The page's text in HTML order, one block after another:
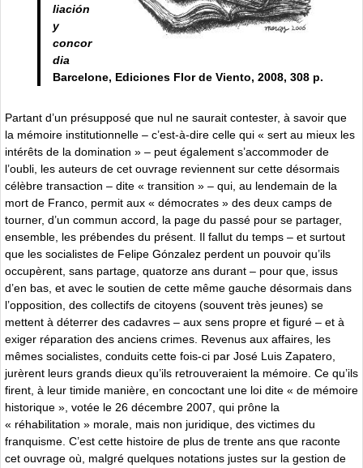
liación
y
concor
dia
Barcelone, Ediciones Flor de Viento, 2008, 308 p.
Partant d’un présupposé que nul ne saurait contester, à savoir que
la mémoire institutionnelle – c’est-à-dire celle qui « sert au mieux les
intérêts de la domination » – peut également s’accommoder de
l’oubli, les auteurs de cet ouvrage reviennent sur cette désormais
célèbre transaction – dite « transition » – qui, au lendemain de la
mort de Franco, permit aux « démocrates » des deux camps de
tourner, d’un commun accord, la page du passé pour se partager,
ensemble, les prébendes du présent. Il fallut du temps – et surtout
que les socialistes de Felipe Gónzalez perdent un pouvoir qu’ils
occupèrent, sans partage, quatorze ans durant – pour que, issus
d’en bas, et avec le soutien de cette même gauche désormais dans
l’opposition, des collectifs de citoyens (souvent très jeunes) se
mettent à déterrer des cadavres – aux sens propre et figuré – et à
exiger réparation des anciens crimes. Revenus aux affaires, les
mêmes socialistes, conduits cette fois-ci par José Luis Zapatero,
jurèrent leurs grands dieux qu’ils retrouveraient la mémoire. Ce qu’ils
firent, à leur timide manière, en concoctant une loi dite « de mémoire
historique », votée le 26 décembre 2007, qui prône la
« réhabilitation » morale, mais non juridique, des victimes du
franquisme. C’est cette histoire de plus de trente ans que raconte
cet ouvrage où, malgré quelques notations justes sur la gestion de